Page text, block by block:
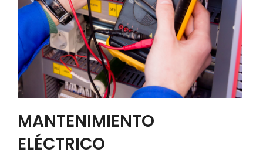
MANTENIMIENTO
ELÉCTRICO